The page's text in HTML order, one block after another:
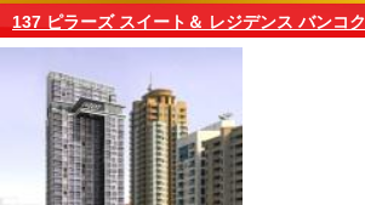
137 ピラーズ スイート＆ レジデンス バンコク